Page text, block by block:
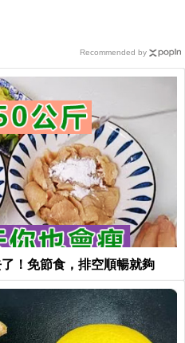
！免節食，排空順暢就夠
Recommended by